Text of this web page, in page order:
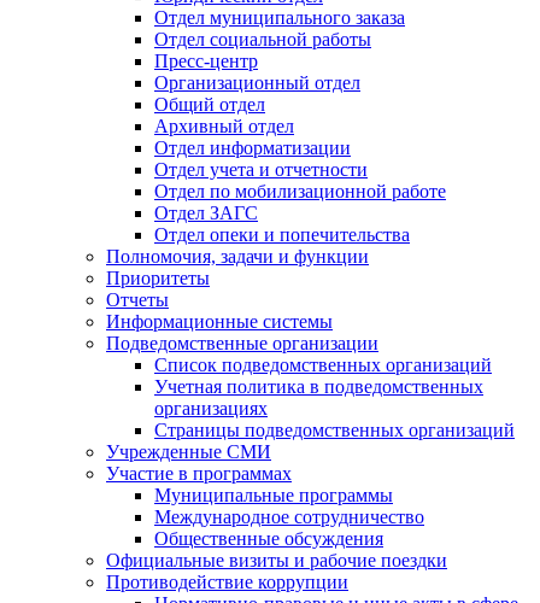
Отдел муниципального заказа
Отдел социальной работы
Пресс-центр
Организационный отдел
Общий отдел
Архивный отдел
Отдел информатизации
Отдел учета и отчетности
Отдел по мобилизационной работе
Отдел ЗАГС
Отдел опеки и попечительства
Полномочия, задачи и функции
Приоритеты
Отчеты
Информационные системы
Подведомственные организации
Список подведомственных организаций
Учетная политика в подведомственных
организациях
Страницы подведомственных организаций
Учрежденные СМИ
Участие в программах
Муниципальные программы
Международное сотрудничество
Общественные обсуждения
Официальные визиты и рабочие поездки
Противодействие коррупции